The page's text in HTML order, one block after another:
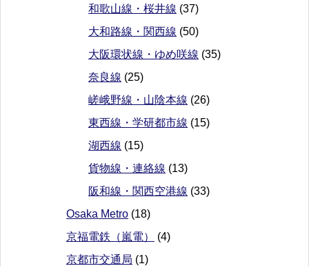
和歌山線・桜井線 (37)
大和路線・関西線 (50)
大阪環状線・ゆめ咲線 (35)
奈良線 (25)
嵯峨野線・山陰本線 (26)
東西線・学研都市線 (15)
湖西線 (15)
貨物線・連絡線 (13)
阪和線・関西空港線 (33)
Osaka Metro (18)
京福電鉄（嵐電）
(4)
京都市交通局 (1)